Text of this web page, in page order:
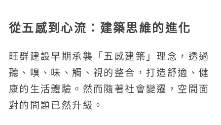
從五感到心流：建築思維的進化
旺群建設早期承襲「五感建築」理念，透過
聽、嗅、味、觸、視的整合，打造舒適、健
康的生活體驗。然而隨著社會變遷，空間面
對的問題已然升級。